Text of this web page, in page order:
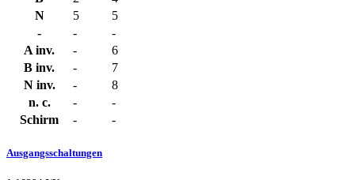
N
5
5
-
-
-
A inv.
-
6
B inv.
-
7
N inv.
-
8
n. c.
-
-
Schirm
- -
Ausgangsschaltungen